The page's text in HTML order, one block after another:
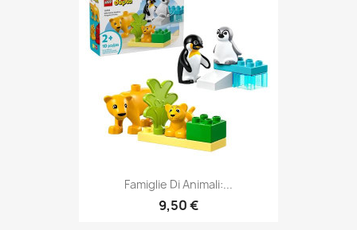
Famiglie Di Animali:...
9,50 €